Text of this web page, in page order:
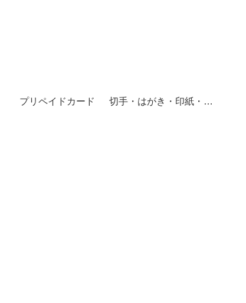
プリペイドカード 切手・はがき・印紙・レターパック